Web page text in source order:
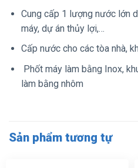
Cung cấp 1 lượng nước lớn
máy, dự án thủy lợi,…
Cấp nước cho các tòa nhà,
Phốt máy làm bằng Inox,
làm bằng nhôm
Sản phẩm tương tự